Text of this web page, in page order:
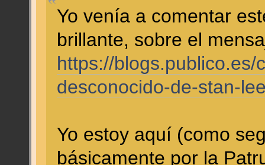
Yo venía a comentar
brillante, sobre el
https://
desconocido-de-stan-
Yo estoy aquí (como
básicamente por la